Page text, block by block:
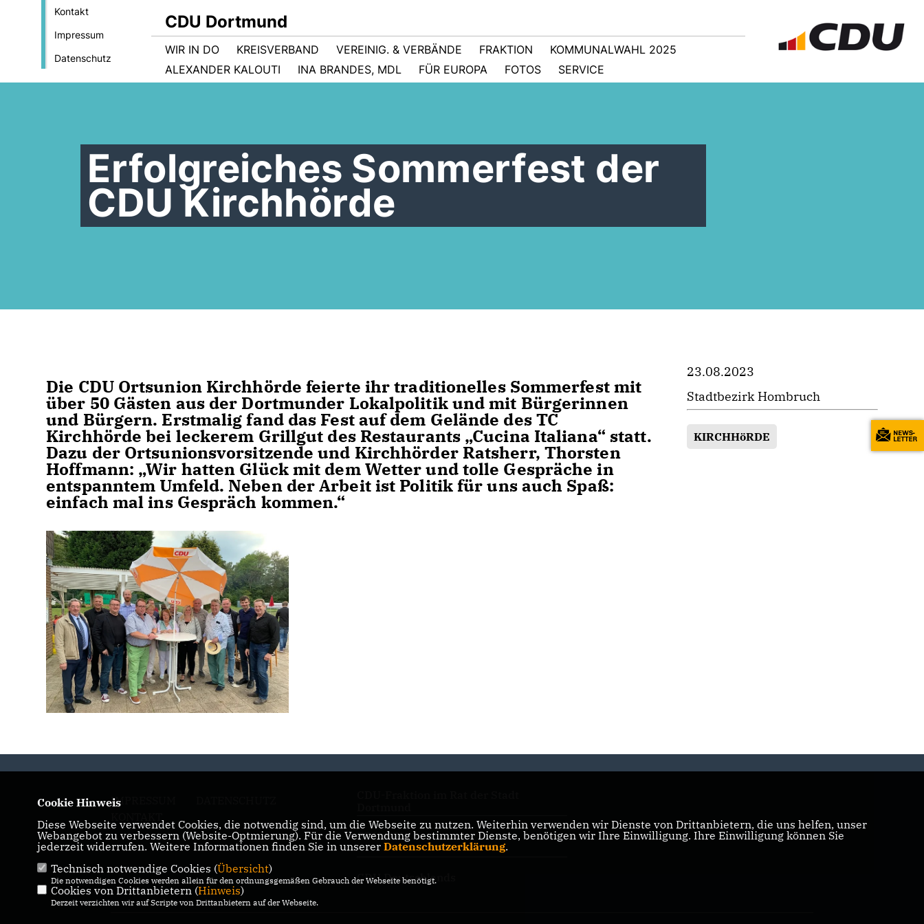
Kontakt
Impressum
Datenschutz
CDU Dortmund
WIR IN DO KREISVERBAND VEREINIG. & VERBÄNDE FRAKTION
KOMMUNALWAHL 2025
ALEXANDER KALOUTI
INA BRANDES, MDL FÜR EUROPA FOTOS SERVICE
Erfolgreiches Sommerfest der
CDU Kirchhörde
Die CDU Ortsunion Kirchhörde feierte ihr traditionelles Sommerfest mit
über 50 Gästen aus der Dortmunder Lokalpolitik und mit Bürgerinnen
und Bürgern. Erstmalig fand das Fest auf dem Gelände des TC
Kirchhörde bei leckerem Grillgut des Restaurants „Cucina Italiana“ statt.
Dazu der Ortsunionsvorsitzende und Kirchhörder Ratsherr, Thorsten
Hoffmann: „Wir hatten Glück mit dem Wetter und tolle Gespräche in
entspanntem Umfeld. Neben der Arbeit ist Politik für uns auch Spaß:
einfach mal ins Gespräch kommen.“
23.08.2023
Stadtbezirk Hombruch
KIRCHHöRDE
IMPRESSUM
CDU NRW
CDU Deutschlands
Cookie Hinweis
Diese Webseite verwendet Cookies, die notwendig sind, um die Webseite zu nutzen. Weiterhin verwenden wir Dienste von Drittanbietern, die uns helfen, unser
Webangebot zu verbessern (Website-Optmierung). Für die Verwendung bestimmter Dienste, benötigen wir Ihre Einwilligung. Ihre Einwilligung können Sie
jederzeit widerrufen. Weitere Informationen finden Sie in unserer Datenschutzerklärung.
Technisch notwendige Cookies (Übersicht)
Die notwendigen Cookies werden allein für den ordnungsgemäßen Gebrauch der Webseite benötigt.
Cookies von Drittanbietern (Hinweis)
Derzeit verzichten wir auf Scripte von Drittanbietern auf der Webseite.